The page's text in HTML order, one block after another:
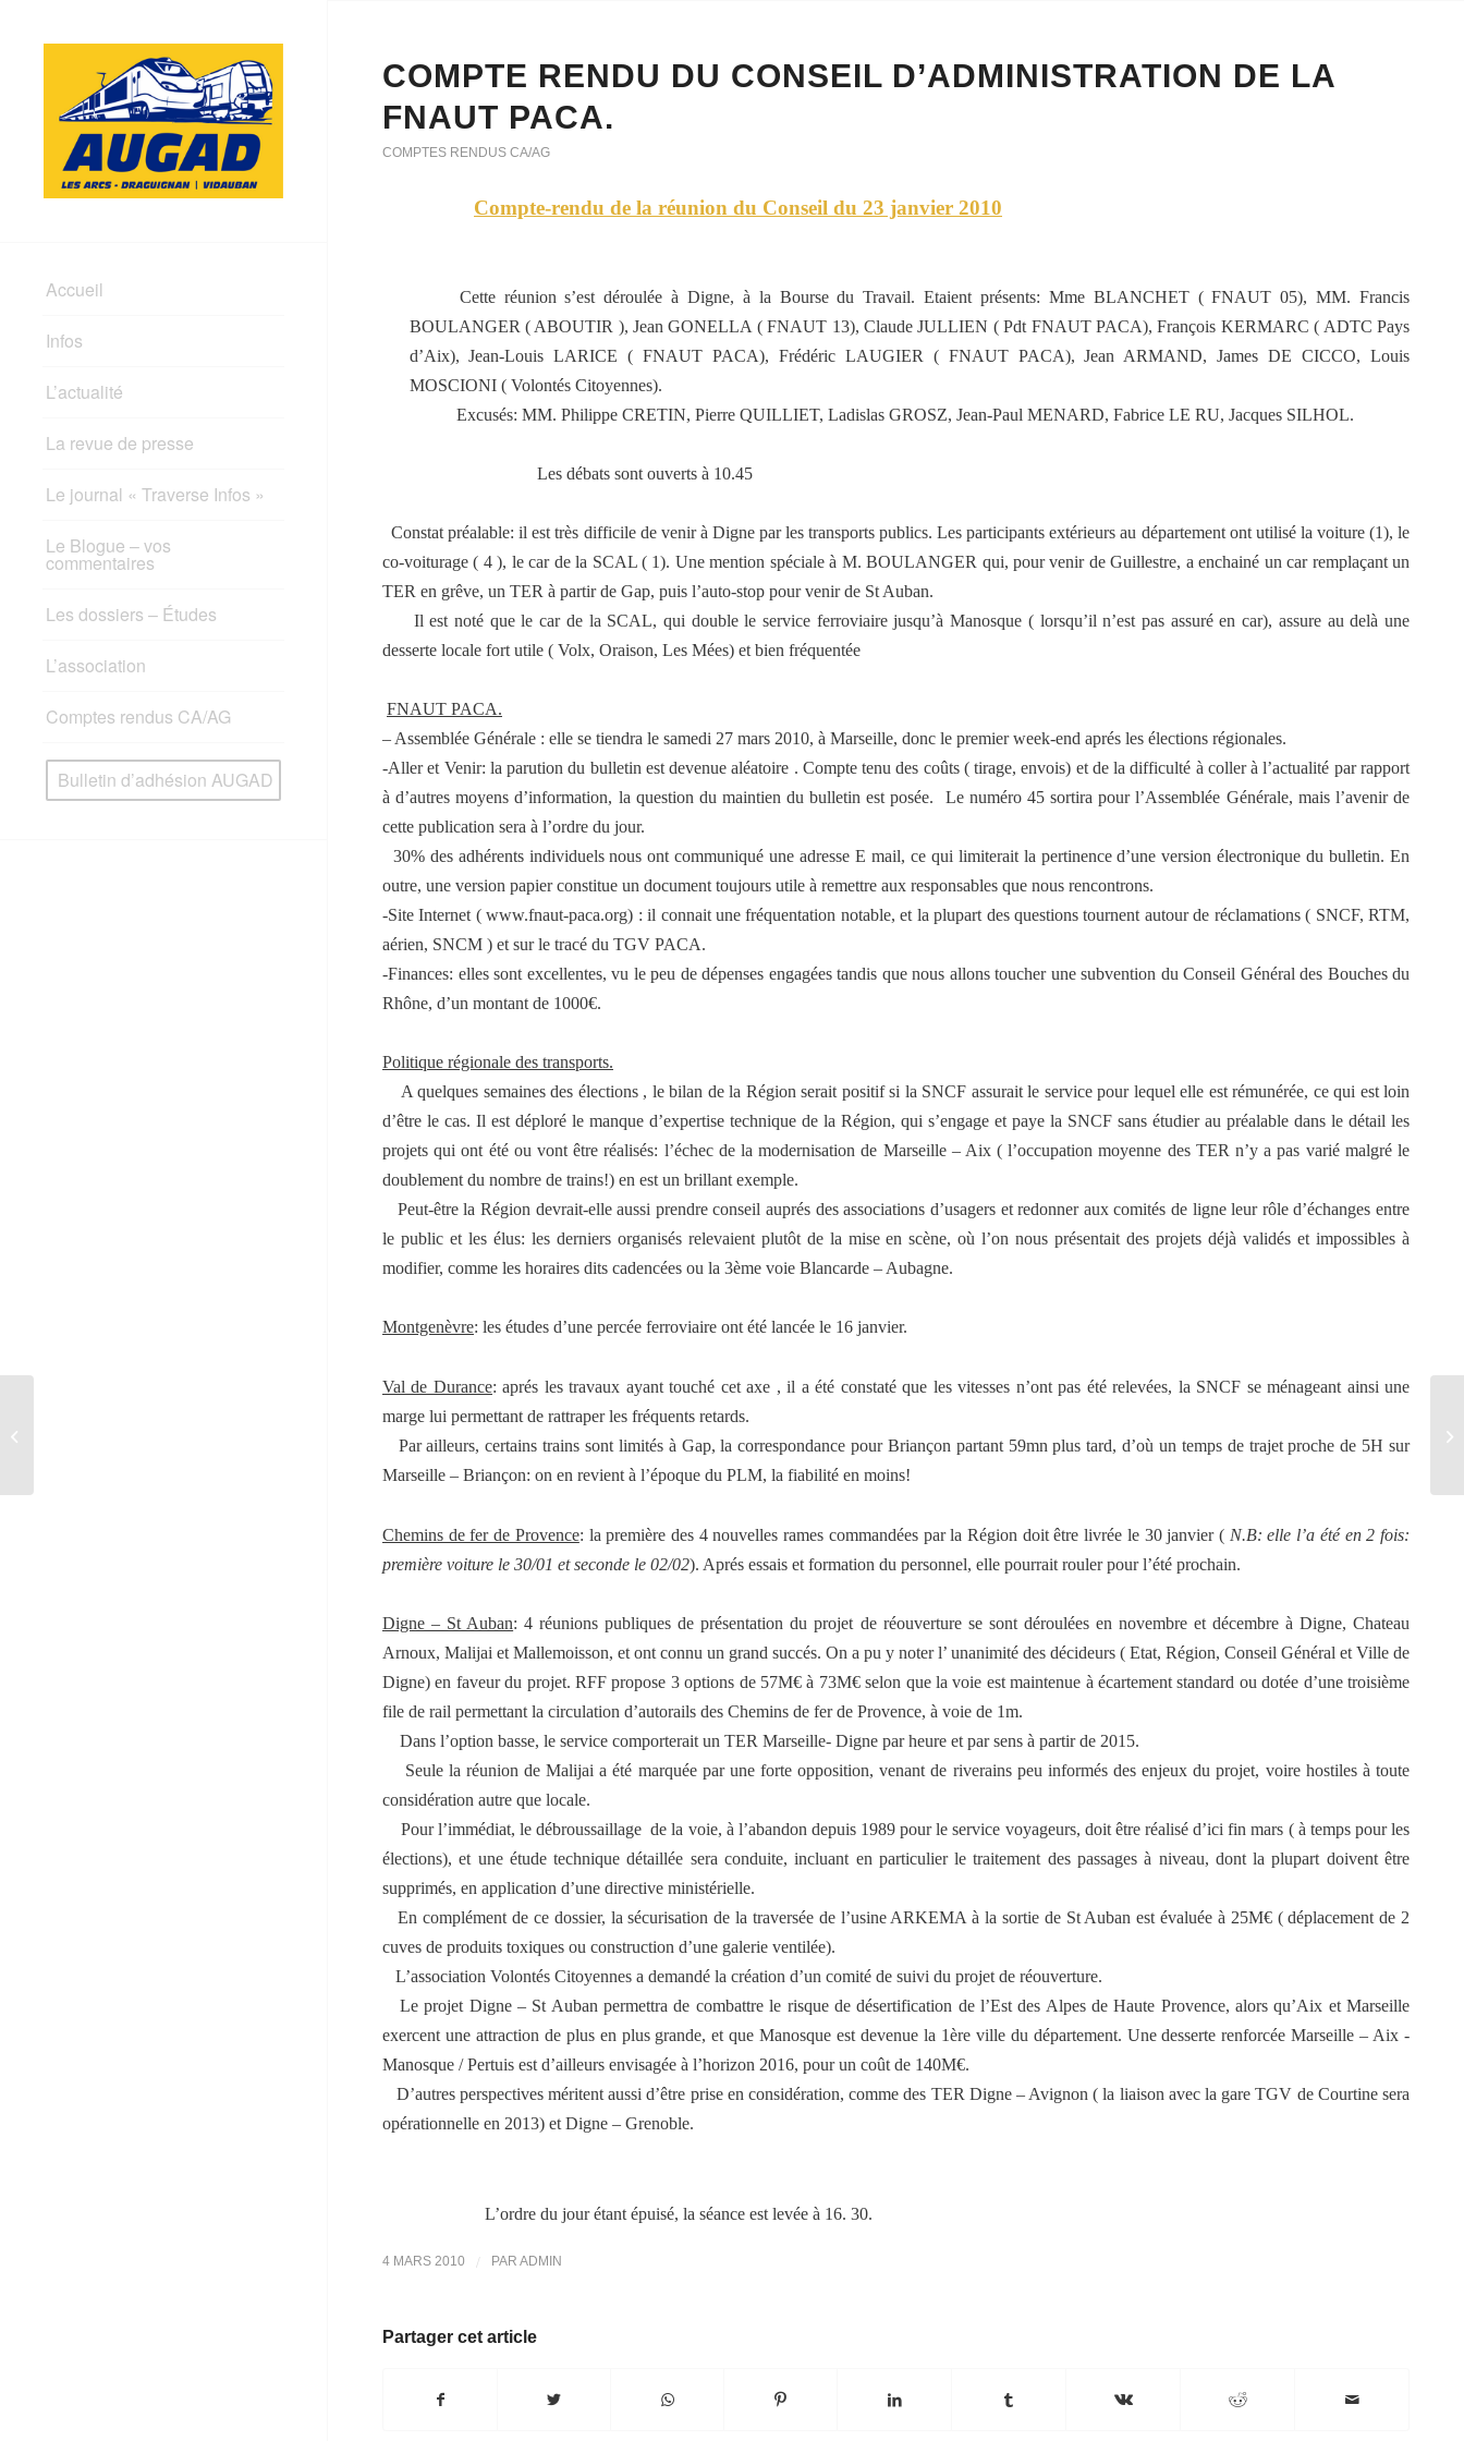
Accueil
Infos
L’actualité
La revue de presse
Le journal « Traverse Infos »
Le Blogue – vos
commentaires
Les dossiers – Études
L’association
Comptes rendus CA/AG
Bulletin d’adhésion AUGAD
COMPTE RENDU DU CONSEIL D’ADMINISTRATION DE LA
FNAUT PACA.
COMPTES RENDUS CA/AG
Compte-rendu de la réunion du Conseil du 23 janvier 2010
Cette réunion s’est déroulée à Digne, à la Bourse du Travail. Etaient présents: Mme BLANCHET ( FNAUT 05), MM. Francis
BOULANGER ( ABOUTIR ), Jean GONELLA ( FNAUT 13), Claude JULLIEN ( Pdt FNAUT PACA), François KERMARC ( ADTC Pays
d’Aix), Jean-Louis LARICE ( FNAUT PACA), Frédéric LAUGIER ( FNAUT PACA), Jean ARMAND, James DE CICCO, Louis
MOSCIONI ( Volontés Citoyennes).
Excusés: MM. Philippe CRETIN, Pierre QUILLIET, Ladislas GROSZ, Jean-Paul MENARD, Fabrice LE RU, Jacques SILHOL.
Les débats sont ouverts à 10.45
Constat préalable: il est très difficile de venir à Digne par les transports publics. Les participants extérieurs au département ont utilisé la voiture (1), le
co-voiturage ( 4 ), le car de la SCAL ( 1). Une mention spéciale à M. BOULANGER qui, pour venir de Guillestre, a enchainé un car remplaçant un
TER en grêve, un TER à partir de Gap, puis l’auto-stop pour venir de St Auban.
Il est noté que le car de la SCAL, qui double le service ferroviaire jusqu’à Manosque ( lorsqu’il n’est pas assuré en car), assure au delà une
desserte locale fort utile ( Volx, Oraison, Les Mées) et bien fréquentée
FNAUT PACA.
– Assemblée Générale : elle se tiendra le samedi 27 mars 2010, à Marseille, donc le premier week-end aprés les élections régionales.
-Aller et Venir: la parution du bulletin est devenue aléatoire . Compte tenu des coûts ( tirage, envois) et de la difficulté à coller à l’actualité par rapport
à d’autres moyens d’information, la question du maintien du bulletin est posée.
Le numéro 45 sortira pour l’Assemblée Générale, mais l’avenir de
cette publication sera à l’ordre du jour.
30% des adhérents individuels nous ont communiqué une adresse E mail, ce qui limiterait la pertinence d’une version électronique du bulletin. En
outre, une version papier constitue un document toujours utile à remettre aux responsables que nous rencontrons.
-Site Internet ( www.fnaut-paca.org) : il connait une fréquentation notable, et la plupart des questions tournent autour de réclamations ( SNCF, RTM,
aérien, SNCM ) et sur le tracé du TGV PACA.
-Finances: elles sont excellentes, vu le peu de dépenses engagées tandis que nous allons toucher une subvention du Conseil Général des Bouches du
Rhône, d’un montant de 1000€.
Politique régionale des transports.
A quelques semaines des élections , le bilan de la Région serait positif si la SNCF assurait le service pour lequel elle est rémunérée, ce qui est loin
d’être le cas. Il est déploré le manque d’expertise technique de la Région, qui s’engage et paye la SNCF sans étudier au préalable dans le détail les
projets qui ont été ou vont être réalisés: l’échec de la modernisation de Marseille – Aix ( l’occupation moyenne des TER n’y a pas varié malgré le
doublement du nombre de trains!) en est un brillant exemple.
Peut-être la Région devrait-elle aussi prendre conseil auprés des associations d’usagers et redonner aux comités de ligne leur rôle d’échanges entre
le public et les élus: les derniers organisés relevaient plutôt de la mise en scène, où l’on nous présentait des projets déjà validés et impossibles à
modifier, comme les horaires dits cadencées ou la 3ème voie Blancarde – Aubagne.
Montgenèvre: les études d’une percée ferroviaire ont été lancée le 16 janvier.
Val de Durance: aprés les travaux ayant touché cet axe , il a été constaté que les vitesses n’ont pas été relevées, la SNCF se ménageant ainsi une
marge lui permettant de rattraper les fréquents retards.
Par ailleurs, certains trains sont limités à Gap, la correspondance pour Briançon partant 59mn plus tard, d’où un temps de trajet proche de 5H sur
Marseille – Briançon: on en revient à l’époque du PLM, la fiabilité en moins!
Chemins de fer de Provence: la première des 4 nouvelles rames commandées par la Région doit être livrée le 30 janvier ( N.B: elle l’a été en 2 fois:
première voiture le 30/01 et seconde le 02/02). Aprés essais et formation du personnel, elle pourrait rouler pour l’été prochain.
Digne – St Auban: 4 réunions publiques de présentation du projet de réouverture se sont déroulées en novembre et décembre à Digne, Chateau
Arnoux, Malijai et Mallemoisson, et ont connu un grand succés. On a pu y noter l’ unanimité des décideurs ( Etat, Région, Conseil Général et Ville de
Digne) en faveur du projet. RFF propose 3 options de 57M€ à 73M€ selon que la voie est maintenue à écartement standard ou dotée d’une troisième
file de rail permettant la circulation d’autorails des Chemins de fer de Provence, à voie de 1m.
Dans l’option basse, le service comporterait un TER Marseille- Digne par heure et par sens à partir de 2015.
Seule la réunion de Malijai a été marquée par une forte opposition, venant de riverains peu informés des enjeux du projet, voire hostiles à toute
considération autre que locale.
Pour l’immédiat, le débroussaillage de la voie, à l’abandon depuis 1989 pour le service voyageurs, doit être réalisé d’ici fin mars ( à temps pour les
élections), et une étude technique détaillée sera conduite, incluant en particulier le traitement des passages à niveau, dont la plupart doivent être
supprimés, en application d’une directive ministérielle.
En complément de ce dossier, la sécurisation de la traversée de l’usine ARKEMA à la sortie de St Auban est évaluée à 25M€ ( déplacement de 2
cuves de produits toxiques ou construction d’une galerie ventilée).
L’association Volontés Citoyennes a demandé la création d’un comité de suivi du projet de réouverture.
Le projet Digne – St Auban permettra de combattre le risque de désertification de l’Est des Alpes de Haute Provence, alors qu’Aix et Marseille
exercent une attraction de plus en plus grande, et que Manosque est devenue la 1ère ville du département. Une desserte renforcée Marseille – Aix -
Manosque / Pertuis est d’ailleurs envisagée à l’horizon 2016, pour un coût de 140M€.
D’autres perspectives méritent aussi d’être prise en considération, comme des TER Digne – Avignon ( la liaison avec la gare TGV de Courtine sera
opérationnelle en 2013) et Digne – Grenoble.
L’ordre du jour étant épuisé, la séance est levée à 16. 30.
4 MARS 2010 / PAR ADMIN
Partager cet article